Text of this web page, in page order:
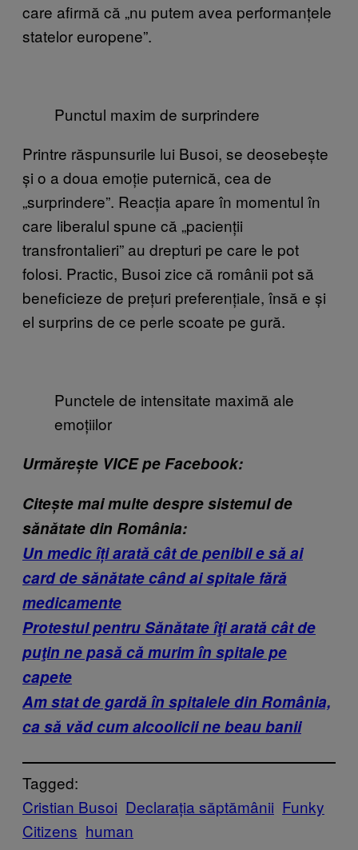
care afirmă că „nu putem avea performanțele
statelor europene”.
Punctul maxim de surprindere
Printre răspunsurile lui Busoi, se deosebește
și o a doua emoție puternică, cea de
„surprindere”. Reacția apare în momentul în
care liberalul spune că „pacienții
transfrontalieri” au drepturi pe care le pot
folosi. Practic, Busoi zice că românii pot să
beneficieze de prețuri preferențiale, însă e și
el surprins de ce perle scoate pe gură.
Punctele de intensitate maximă ale
emoțiilor
Urmărește VICE pe Facebook:
Citește mai multe despre sistemul de
sănătate din România:
Un medic îți arată cât de penibil e să ai
card de sănătate când ai spitale fără
medicamente
Protestul pentru Sănătate îţi arată cât de
puţin ne pasă că murim în spitale pe
capete
Am stat de gardă în spitalele din România,
ca să văd cum alcoolicii ne beau banii
Tagged:
Cristian Busoi Declarația săptămânii Funky
Citizens human